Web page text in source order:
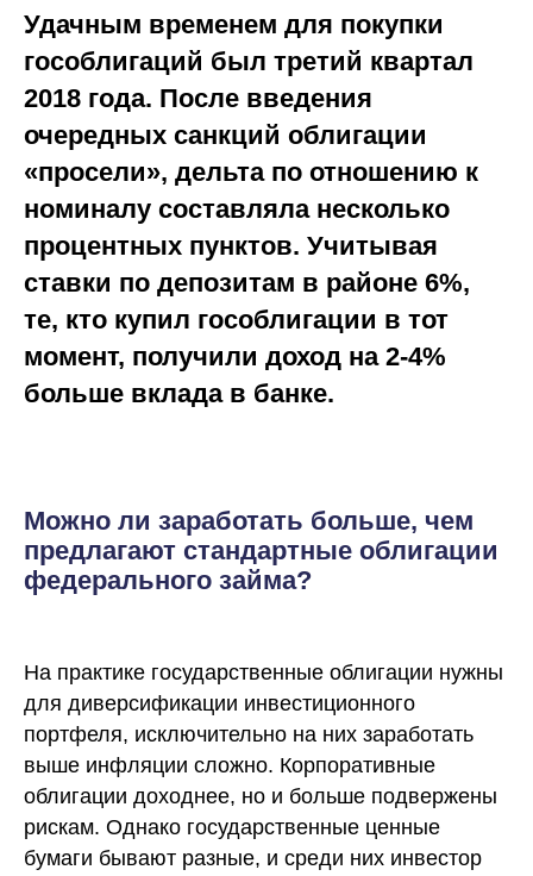
Удачным временем для покупки
гособлигаций был третий квартал
2018 года. После введения
очередных санкций облигации
«просели», дельта по отношению к
номиналу составляла несколько
процентных пунктов. Учитывая
ставки по депозитам в районе 6%,
те, кто купил гособлигации в тот
момент, получили доход на 2-4%
больше вклада в банке.
Можно ли заработать больше, чем
предлагают стандартные облигации
федерального займа?
На практике государственные облигации нужны
для диверсификации инвестиционного
портфеля, исключительно на них заработать
выше инфляции сложно. Корпоративные
облигации доходнее, но и больше подвержены
рискам. Однако государственные ценные
бумаги бывают разные, и среди них инвестор